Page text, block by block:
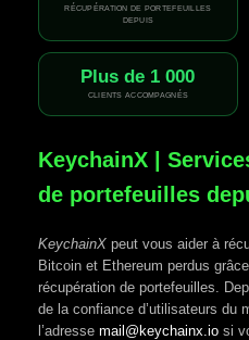
RÉCUPÉRATION DE PORTEFEUILLES
DEPUIS
Plus de 1 000
CLIENTS ACCOMPAGNÉS
KeychainX |
de portefeuilles
KeychainX peut vous aider à
Bitcoin et Ethereum perdus
récupération de portefeuilles.
de la confiance d’utilisateurs du
l’adresse mail@keychainx.io si